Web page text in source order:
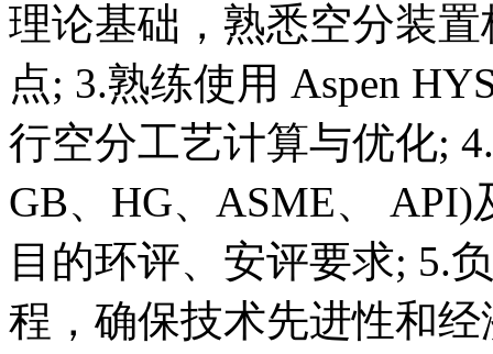
理论基础，熟悉空分装
点; 3.熟练使用 Aspen
行空分工艺计算与优化;
GB、HG、ASME、
目的环评、安评要求; 5.
程，确保技术先进性和